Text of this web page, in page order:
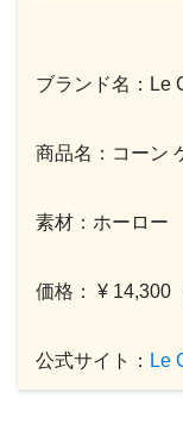
ブランド名：Le
商品名：コーン
素材：ホーロー
価格： ¥ 14,300
公式サイト： Le